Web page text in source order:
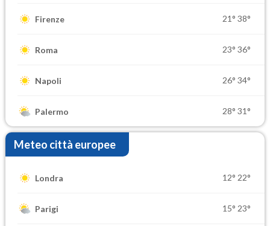
Firenze 21° 38°
Roma 23° 36°
Napoli 26° 34°
Palermo 28° 31°
Meteo città europee
Londra 12° 22°
Parigi 15° 23°